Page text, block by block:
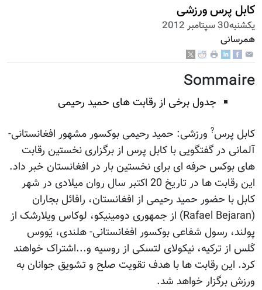
کابل پرس ورزشی
يكشنبه30 سپتامبر 2012
همرسانی
Sommaire
جدول برخی از رقابت های حمید رحیمی
کابل پرس? ورزشی: حمید رحیمی بوکسور مشهور افغانستانی-
آلمانی در گفتگویی با کابل پرس از برگزاری نخستین رقابت
های بوکس حرفه ای برای نخستین بار در افغانستان خبر داد.
این رقابت ها در تاریخ 20 اکتبر سال روان میلادی در شهر
کابل با حضور حمید رحیمی از افغانستان، رافائل بجاران
(Rafael Bejaran) از جمهوری دومینیکو، لوکاس ویلارشک از
پولند، رسول شفاعی بوکسور افغانستانی- هلندی، یَووس
کَلس از ترکیه، نیکولای لتسکی از روسیه و...اشتراک خواهند
کرد. این رقابت ها با هدف تقویت صلح و تشویق جوانان به
ورزش برگزار خواهد شد.